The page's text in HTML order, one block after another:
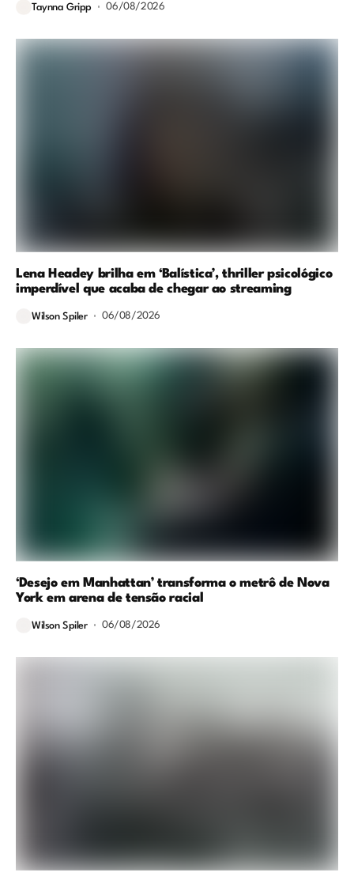
Taynna Gripp 06/08/2026
Lena Headey brilha em ‘Balística’, thriller psicológico
imperdível que acaba de chegar ao streaming
Wilson Spiler 06/08/2026
‘Desejo em Manhattan’ transforma o metrô de Nova
York em arena de tensão racial
Wilson Spiler 06/08/2026